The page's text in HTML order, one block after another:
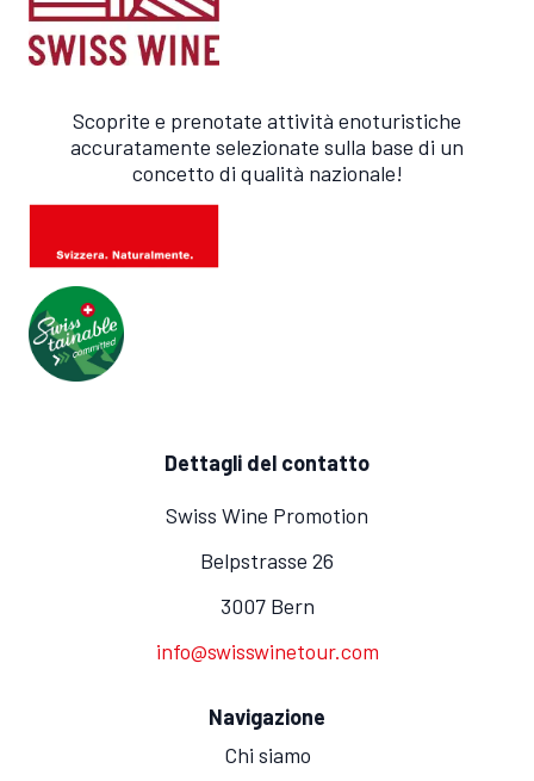
Scoprite e prenotate attività enoturistiche
accuratamente selezionate sulla base di un
concetto di qualità nazionale!
Dettagli del contatto
Swiss Wine Promotion
Belpstrasse 26
3007 Bern
info@swisswinetour.com
Navigazione
Chi siamo